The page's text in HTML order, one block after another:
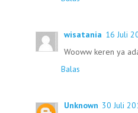
wisatania 16 Juli
Wooww keren ya
Balas
Unknown 30 Juli